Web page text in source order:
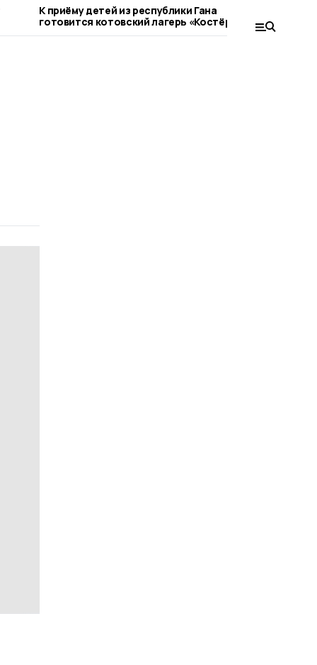
К приёму детей из республики Гана
готовится котовский лагерь «Костёр»
движение
Новой